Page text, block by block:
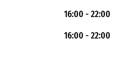
16:00 - 22:00
16:00 - 22:00